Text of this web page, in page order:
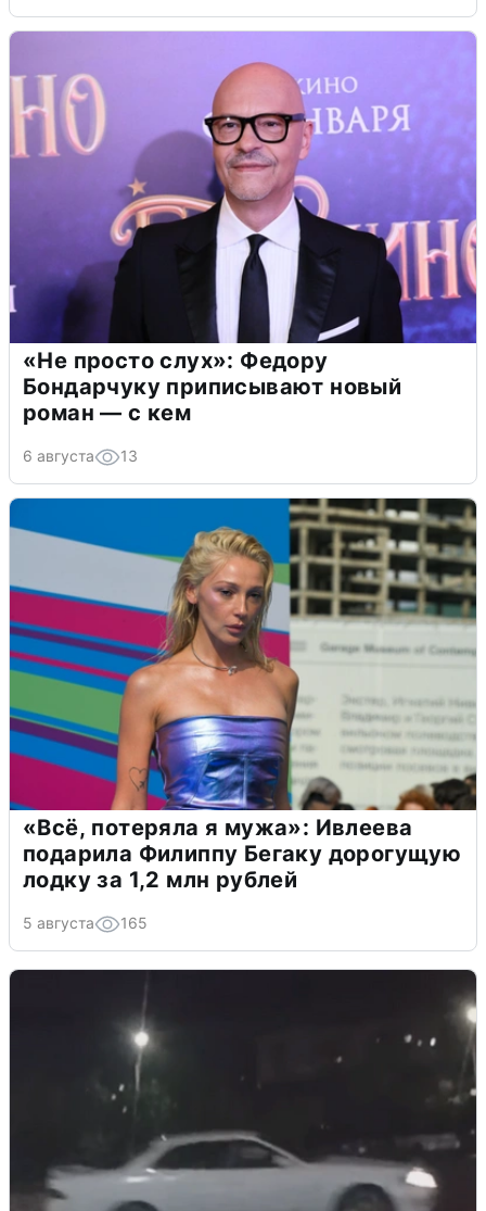
«Не просто слух»: Федору
Бондарчуку приписывают новый
роман — с кем
6 августа 13
«Всё, потеряла я мужа»: Ивлеева
подарила Филиппу Бегаку дорогущую
лодку за 1,2 млн рублей
5 августа 165